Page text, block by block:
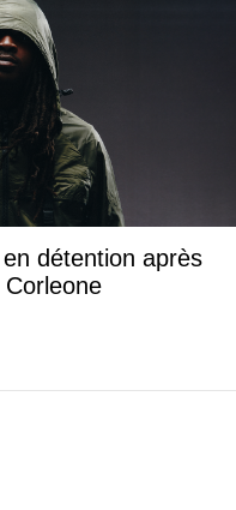
détention après